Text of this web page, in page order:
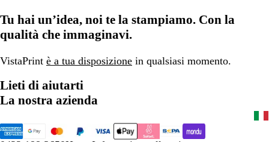
Tu hai un’idea, noi te la stampiamo. Con la
qualità che immaginavi.
VistaPrint è a tua disposizione in qualsiasi momento.
Lieti di aiutarti
La nostra azienda